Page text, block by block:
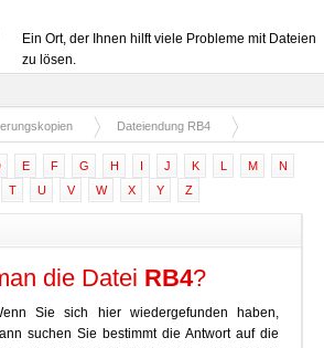
Ein Ort, der Ihnen hilft viele Probleme mit Dateien
zu lösen.
Dateiendung RB4
E F G H I J K L M
N
T U V W X Y Z
die Datei RB4?
Sie sich hier wiedergefunden haben,
suchen Sie bestimmt die Antwort auf die